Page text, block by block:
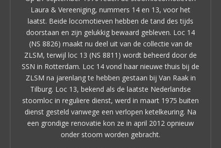
Laura & Vereeniging, nummers 14 en 13, voor het
laatst. Beide locomotieven hebben de tand des tijds
doorstaan en zijn gelukkig bewaard gebleven. Loc 14
(NS 8826) maakt nu deel uit van de collectie van de
ZLSM, terwijl loc 13 (NS 8811) wordt beheerd door de
SSN in Rotterdam. Loc 14 vond haar nieuwe thuis bij de
ZLSM na jarenlang te hebben gestaan bij Van Raak in
Tilburg. Loc 13, bekend als de laatste Nederlandse
stoomloc in reguliere dienst, werd in maart 1975 buiten
dienst gesteld vanwege een verlopen ketelkeuring. Na
een grondige renovatie kon ze in april 2012 opnieuw
onder stoom worden gebracht.